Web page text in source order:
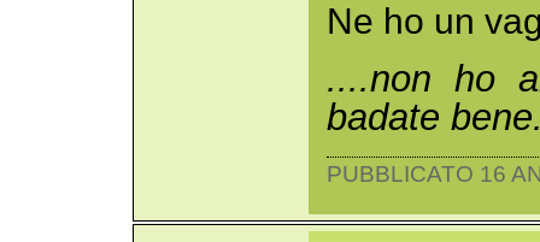
Ne ho un
....non ho
badate
PUBBLICATO 16